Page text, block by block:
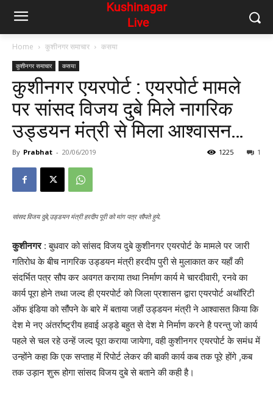
Home कुशीनगर समाचार कसया
कुशीनगर समाचार कसया
कुशीनगर एयरपोर्ट : एयरपोर्ट मामले
पर सांसद विजय दुबे मिले नागरिक
उड्डयन मंत्री से मिला आश्वासन…
By Prabhat - 20/06/2019 1
1225
सांसद विजय दुबे,उड्डयन मंत्री हरदीप पूरी को मांग पत्र सौपते हुये.
कुशीनगर: बुधवार को सांसद विजय दुबे कुशीनगर एयरपोर्ट के मामले पर जारी
गतिरोध के बीच नागरिक उड्डयन मंत्री हरदीप पुरी से मुलाकात कर यहाँ की
संदर्भित पत्र सौप कर अवगत कराया तथा निर्माण कार्य मे चारदीवारी, रनवे का
कार्य पूरा होने तथा जल्द ही एयरपोर्ट को जिला प्रशासन द्वारा एयरपोर्ट अथॉरिटी
ऑफ इंडिया को सौंपने के बारे में बताया जहाँ उड्डयन मंत्री ने आश्वासत किया कि
देश मे नए अंतर्राष्ट्रीय हवाई अड्डे बहुत से देश मे निर्माण करने है परन्तु जो कार्य
पहले से चल रहे उन्हें जल्द पूरा कराया जायेगा, वही कुशीनगर एयरपोर्ट के समंध में
उन्होंने कहा कि एक सप्ताह में रिपोर्ट लेकर की बाकी कार्य कब तक पूरे होंगे ,कब
तक उड़ान शुरू होगा सांसद विजय दुबे से बताने की कही है।